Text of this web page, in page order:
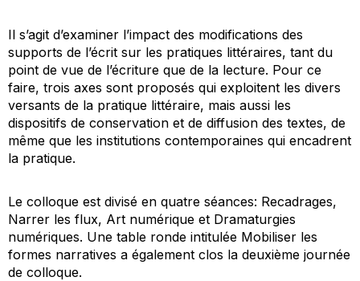
Il s’agit d’examiner l’impact des modifications des
supports de l’écrit sur les pratiques littéraires, tant du
point de vue de l’écriture que de la lecture. Pour ce
faire, trois axes sont proposés qui exploitent les divers
versants de la pratique littéraire, mais aussi les
dispositifs de conservation et de diffusion des textes, de
même que les institutions contemporaines qui encadrent
la pratique.
Le colloque est divisé en quatre séances: Recadrages,
Narrer les flux, Art numérique et Dramaturgies
numériques. Une table ronde intitulée Mobiliser les
formes narratives a également clos la deuxième journée
de colloque.